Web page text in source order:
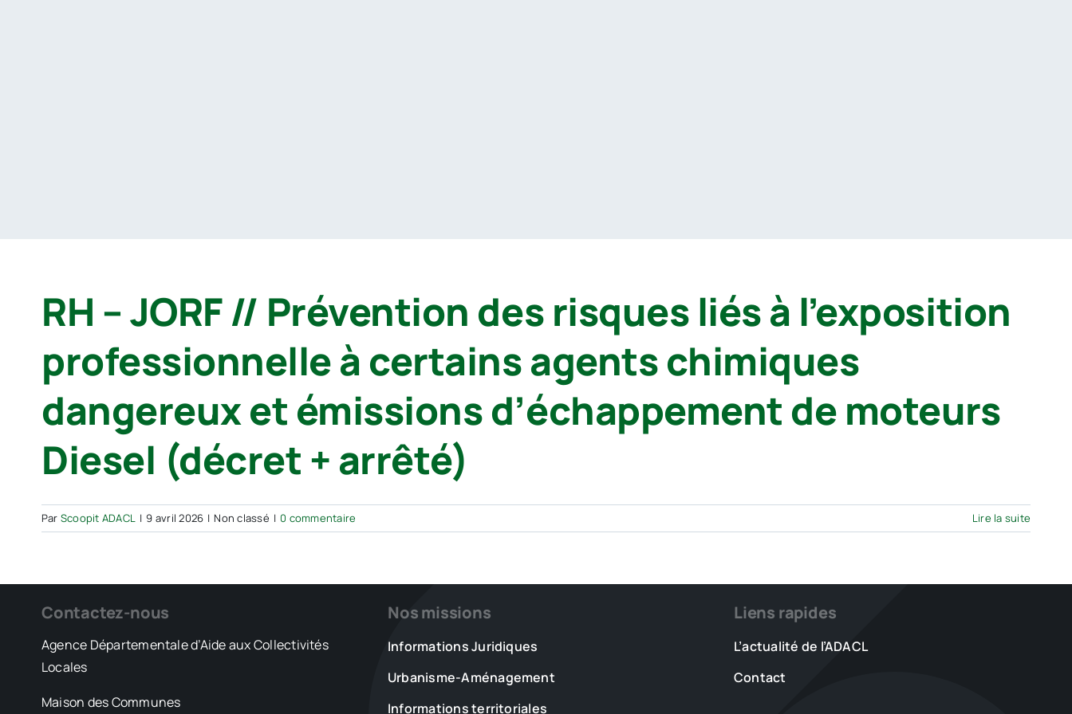
RH – JORF // Prévention des risques liés à l’exposition
professionnelle à certains agents chimiques
dangereux et émissions d’échappement de moteurs
Diesel (décret + arrêté)
Par Scoopit ADACL | 9 avril 2026 | Non classé | 0 commentaire Lire la suite
Contactez-nous
Agence Départementale d’Aide aux Collectivités
Locales
Maison des Communes
Nos missions
Informations Juridiques
Urbanisme-Aménagement
Informations territoriales
Liens rapides
L’actualité de l’ADACL
Contact